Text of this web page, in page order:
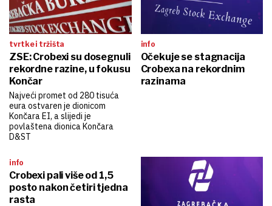
tvrtke i tržišta
ZSE: Crobexi su dosegnuli
rekordne razine, u fokusu
Končar
Najveći promet od 280 tisuća
eura ostvaren je dionicom
Končara EI, a slijedi je
povlaštena dionica Končara
D&ST
info
Očekuje se stagnacija
Crobexa na rekordnim
razinama
info
Crobexi pali više od 1,5
posto nakon četiri tjedna
rasta